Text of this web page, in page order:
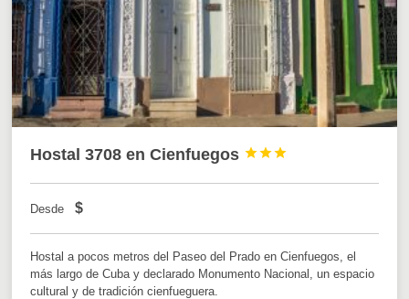
Hostal 3708 en Cienfuegos 


Desde $
Hostal a pocos metros del Paseo del Prado en Cienfuegos, el
más largo de Cuba y declarado Monumento Nacional, un espacio
cultural y de tradición cienfueguera.